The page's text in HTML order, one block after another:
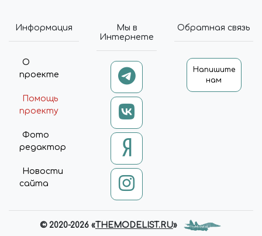
Информация
О
проекте
Помощь
проекту
Фото
редактор
Новости
сайта
Мы в
Интернете
Обратная связь
Напишите
нам
© 2020-2026 «THEMODELIST.RU»